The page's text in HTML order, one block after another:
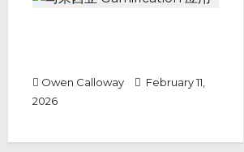
Owen Calloway
February 11,
2026